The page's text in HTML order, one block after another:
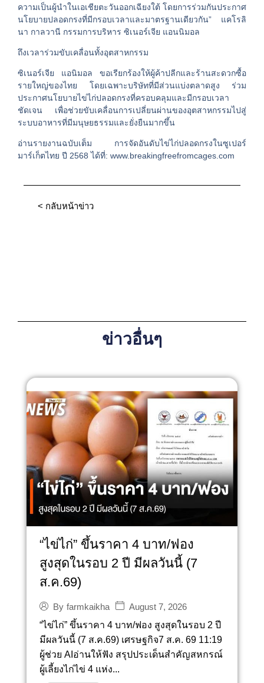
ความเป็นผู้นำในเอเชียตะวันออกเฉียงใต้ โดยการร่วมกันประกาศ
นโยบายปลอดกรงที่มีกรอบเวลาและมาตรฐานเดียวกัน” แคโรลิ
นา กาลวานี กรรมการบริหาร ซิเนอร์เจีย แอนนิมอล
ถึงเวลาร่วมขับเคลื่อนทั้งอุตสาหกรรม
ซิเนอร์เจีย แอนิมอล ขอเรียกร้องให้ผู้ค้าปลีกและร้านสะดวกซื้อ
รายใหญ่ของไทย โดยเฉพาะบริษัทที่มีส่วนแบ่งตลาดสูง ร่วม
ประกาศนโยบายไข่ไก่ปลอดกรงที่ครอบคลุมและมีกรอบเวลา
ชัดเจน เพื่อช่วยขับเคลื่อนการเปลี่ยนผ่านของอุตสาหกรรมไปสู่
ระบบอาหารที่มีมนุษยธรรมและยั่งยืนมากขึ้น
อ่านรายงานฉบับเต็ม การจัดอันดับไข่ไก่ปลอดกรงในซูเปอร์
มาร์เก็ตไทย ปี 2568 ได้ที่: www.breakingfreefromcages.com
< กลับหน้าข่าว
ข่าวอื่นๆ
“ไข่ไก่” ขึ้นราคา 4 บาท/ฟอง
สูงสุดในรอบ 2 ปี มีผลวันนี้ (7
ส.ค.69)
By farmkaikha
August 7, 2026
“ไข่ไก่” ขึ้นราคา 4 บาท/ฟอง สูงสุดในรอบ 2 ปี
มีผลวันนี้ (7 ส.ค.69) เศรษฐกิจ7 ส.ค. 69 11:19
ผู้ช่วย AIอ่านให้ฟัง สรุปประเด็นสำคัญสหกรณ์
ผู้เลี้ยงไก่ไข่ 4 แห่ง...